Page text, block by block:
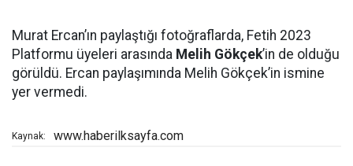
Murat Ercan’ın paylaştığı fotoğraflarda, Fetih 2023
Platformu üyeleri arasında Melih Gökçek’in de olduğu
görüldü. Ercan paylaşımında Melih Gökçek’in ismine
yer vermedi.
Kaynak: www.haberilksayfa.com